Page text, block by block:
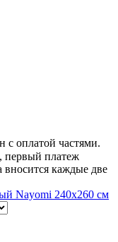
с оплатой частями.
первый платеж
вносится каждые две
Nayomi 240x260 см